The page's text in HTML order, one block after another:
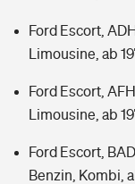
Ford Escort,
Limousine, ab
Ford Escort,
Limousine, ab
Ford Escort,
Benzin, Kombi,